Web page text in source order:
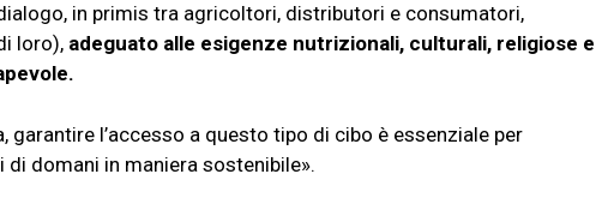
in primis tra agricoltori, distributori e consumatori,
loro), adeguato alle esigenze nutrizionali, culturali, religiose e
garantire l’accesso a questo tipo di cibo è essenziale per
domani in maniera sostenibile».